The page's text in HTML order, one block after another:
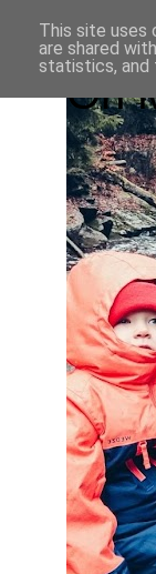
On
This site uses
are shared
statistics, and